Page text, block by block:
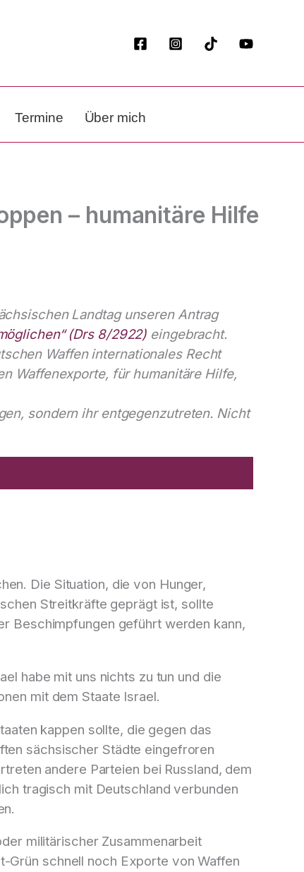
Termine Über mich
– humanitäre Hilfe
Landtag unseren Antrag
(Drs 8/2922) eingebracht.
Waffen internationales Recht
Waffenexporte, für humanitäre Hilfe,
sondern ihr entgegenzutreten. Nicht
Die Situation, die von Hunger,
Streitkräfte geprägt ist, sollte
Beschimpfungen geführt werden kann,
habe mit uns nichts zu tun und die
mit dem Staate Israel.
kappen sollte, die gegen das
sächsischer Städte eingefroren
andere Parteien bei Russland, dem
tragisch mit Deutschland verbunden
militärischer Zusammenarbeit
Grün schnell noch Exporte von Waffen